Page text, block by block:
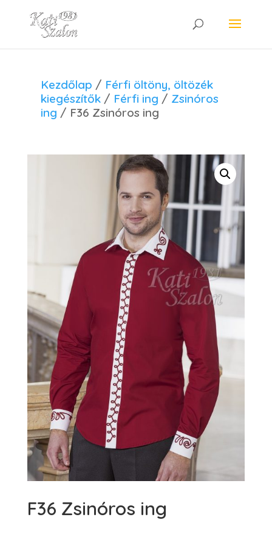
Kezdőlap / Férfi öltöny, öltözék
kiegészítők / Férfi ing / Zsinóros
ing / F36 Zsinóros ing
F36 Zsinóros ing